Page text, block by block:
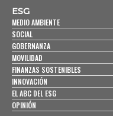
ESG
MEDIO AMBIENTE
SOCIAL
GOBERNANZA
MOVILIDAD
FINANZAS SOSTENIBLES
INNOVACIÓN
EL ABC DEL ESG
OPINIÓN